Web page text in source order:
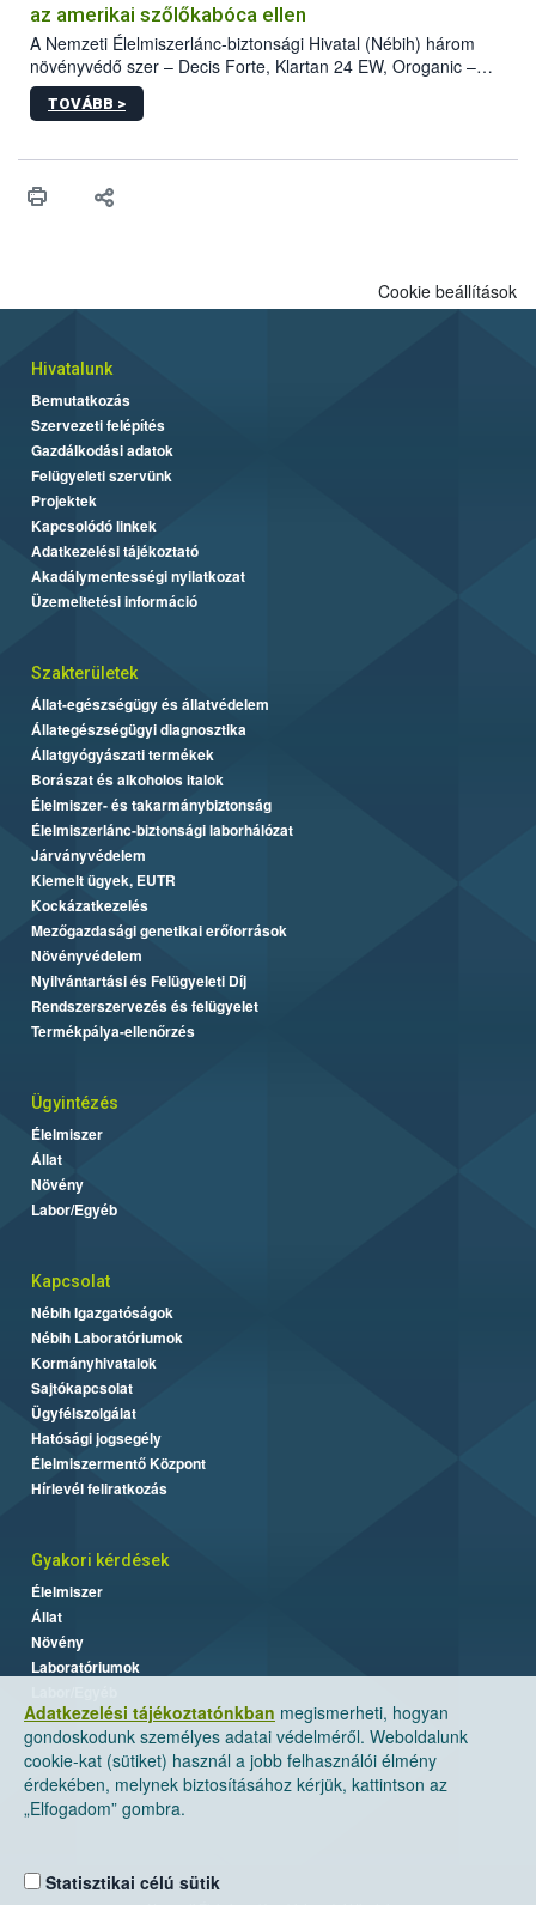
az amerikai szőlőkabóca ellen
A Nemzeti Élelmiszerlánc-biztonsági Hivatal (Nébih) három
növényvédő szer – Decis Forte, Klartan 24 EW, Oroganic –
engedélyokiratát módosította, így azok a szüretet követően,
egészen a vesszőérettség (BBCH 91) stádiumáig
érésű szőlőkben is legyen lehetőség a károsító elleni további
felhasználók számára is elérhető és ökológiai termesztésben is
TOVÁBB >
Adatkezelési tájékoztatónkban megismerheti, hogyan
gondoskodunk személyes adatai védelméről. Weboldalunk
cookie-kat (sütiket) használ a jobb felhasználói élmény
érdekében, melynek biztosításához kérjük, kattintson az
„Elfogadom” gombra.
Statisztikai célú sütik
Cookie beállítások
Hivatalunk
Bemutatkozás
Szervezeti felépítés
Gazdálkodási adatok
Felügyeleti szervünk
Projektek
Kapcsolódó linkek
Adatkezelési tájékoztató
Akadálymentességi nyilatkozat
Üzemeltetési információ
Szakterületek
Állat-egészségügy és állatvédelem
Állategészségügyi diagnosztika
Állatgyógyászati termékek
Borászat és alkoholos italok
Élelmiszer- és takarmánybiztonság
Élelmiszerlánc-biztonsági laborhálózat
Járványvédelem
Kiemelt ügyek, EUTR
Kockázatkezelés
Mezőgazdasági genetikai erőforrások
Növényvédelem
Nyilvántartási és Felügyeleti Díj
Rendszerszervezés és felügyelet
Termékpálya-ellenőrzés
Ügyintézés
Élelmiszer
Állat
Növény
Labor/Egyéb
Kapcsolat
Nébih Igazgatóságok
Nébih Laboratóriumok
Kormányhivatalok
Sajtókapcsolat
Ügyfélszolgálat
Hatósági jogsegély
Élelmiszermentő Központ
Hírlevél feliratkozás
Gyakori kérdések
Élelmiszer
Állat
Növény
Laboratóriumok